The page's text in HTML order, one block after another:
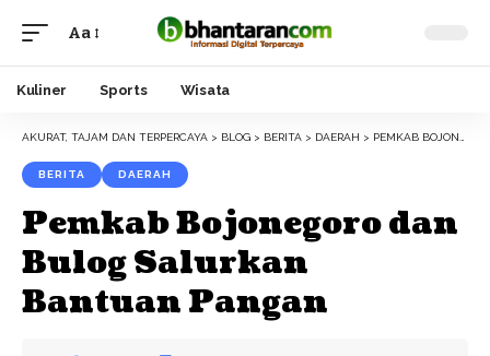
Font
Resizer
Aa
Kuliner Sports Wisata
AKURAT, TAJAM DAN TERPERCAYA > BLOG > BERITA > DAERAH > PEMKAB BOJONEGORO DAN BULOG SALURKAN BANTUAN PANGAN
BERITA DAERAH
Pemkab Bojonegoro dan
Bulog Salurkan
Bantuan Pangan